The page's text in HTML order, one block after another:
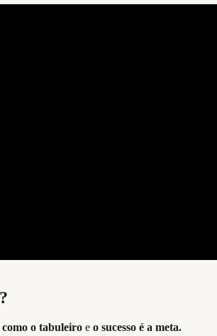
como o tabuleiro e o sucesso é a meta.